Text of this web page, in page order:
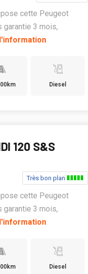
cette Peugeot
3 mois,
Diesel
120 S&S
Très bon plan
cette Peugeot
3 mois,
Diesel